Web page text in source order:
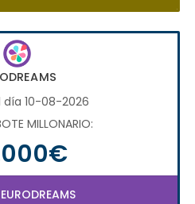
día 10-08-2026
MILLONARIO: